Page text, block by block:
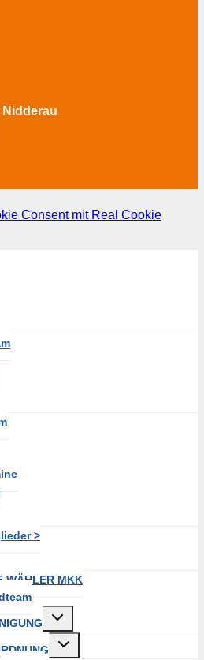
Nidderau
Consent mit Real Cookie
>
WÄHLER MKK
Untermenü
Untermenü